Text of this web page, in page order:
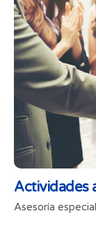
Actividades
Asesoría